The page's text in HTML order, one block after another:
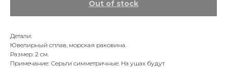
Out of stock
Детали:
Ювелирный сплав, морская раковина.
Размер: 2 см.
Примечание: Серьги симметричные. На ушах будут